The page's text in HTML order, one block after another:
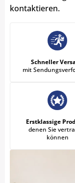
kontaktieren.
Schneller
mit
Erstklassige
denen Sie
können